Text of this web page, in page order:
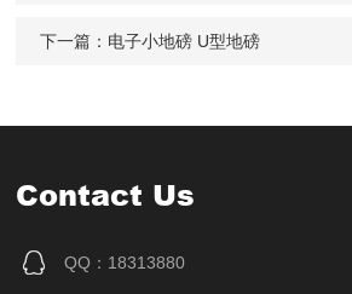
下一篇： 电子小地磅 U型地磅
Contact Us
QQ：18313880